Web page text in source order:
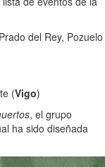
del Rey, Pozuelo
(Vigo)
, el grupo
ha sido diseñada